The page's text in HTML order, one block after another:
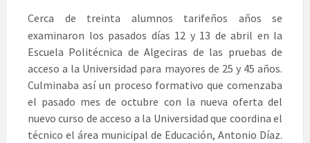
Cerca de treinta alumnos tarifeños años se
examinaron los pasados días 12 y 13 de abril en la
Escuela Politécnica de Algeciras de las pruebas de
acceso a la Universidad para mayores de 25 y 45 años.
Culminaba así un proceso formativo que comenzaba
el pasado mes de octubre con la nueva oferta del
nuevo curso de acceso a la Universidad que coordina el
técnico el área municipal de Educación, Antonio Díaz.